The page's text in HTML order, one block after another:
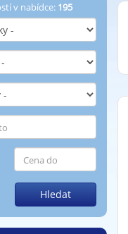
v nabídce: 195
Hledat